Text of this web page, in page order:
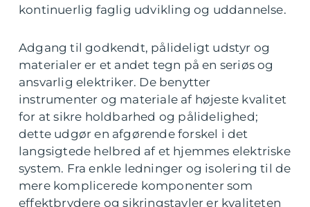
kontinuerlig faglig udvikling og uddannelse.
Adgang til godkendt, pålideligt udstyr og
materialer er et andet tegn på en seriøs og
ansvarlig elektriker. De benytter
instrumenter og materiale af højeste kvalitet
for at sikre holdbarhed og pålidelighed;
dette udgør en afgørende forskel i det
langsigtede helbred af et hjemmes elektriske
system. Fra enkle ledninger og isolering til de
mere komplicerede komponenter som
effektbrydere og sikringstavler er kvaliteten